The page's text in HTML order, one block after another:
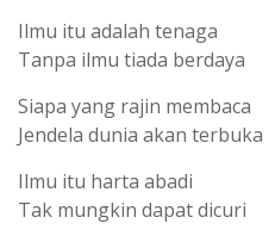
Ilmu itu adalah tenaga
Tanpa ilmu tiada berdaya
Siapa yang rajin membaca
Jendela dunia akan terbuka
Ilmu itu harta abadi
Tak mungkin dapat dicuri